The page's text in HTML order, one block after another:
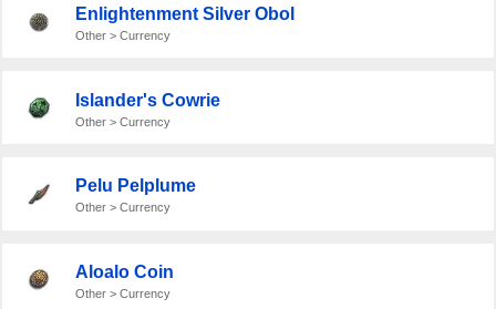
Enlightenment Silver Obol
Other > Currency
Islander's Cowrie
Other > Currency
Pelu Pelplume
Other > Currency
Aloalo Coin
Other > Currency